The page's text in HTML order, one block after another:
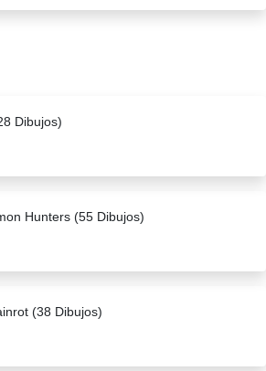
Dibujos)
Hunters (55 Dibujos)
(38 Dibujos)